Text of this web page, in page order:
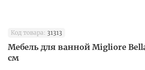
Код товара: 31313
Мебель для ванной Migliore Bella
см